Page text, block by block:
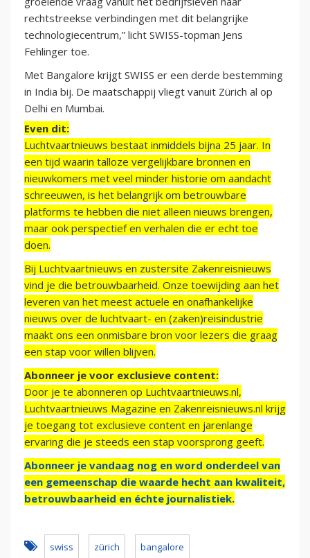
rechtstreekse verbindingen met dit belangrijke
technologiecentrum,” licht SWISS-topman Jens
Fehlinger toe.
Met Bangalore krijgt SWISS er een derde bestemming
in India bij. De maatschappij vliegt vanuit Zürich al op
Delhi en Mumbai.
Even dit:
Luchtvaartnieuws bestaat inmiddels bijna 25 jaar. In
een tijd waarin talloze vergelijkbare bronnen en
nieuwkomers met veel minder historie om aandacht
schreeuwen, is het belangrijk om betrouwbare
platforms te hebben die niet alleen nieuws brengen,
maar ook perspectief en verhalen die er echt toe
doen.
Bij Luchtvaartnieuws en zustersite Zakenreisnieuws
vind je die betrouwbaarheid. Onze toewijding aan het
leveren van het meest actuele en onafhankelijke
nieuws over de luchtvaart- en (zaken)reisindustrie
maakt ons een onmisbare bron voor lezers die graag
een stap voor willen blijven.
Abonneer je voor exclusieve content:
Door je te abonneren op Luchtvaartnieuws.nl,
Luchtvaartnieuws Magazine en Zakenreisnieuws.nl krijg
je toegang tot exclusieve content en jarenlange
ervaring die je steeds een stap voorsprong geeft.
Abonneer je vandaag nog en word onderdeel van
een gemeenschap die waarde hecht aan kwaliteit,
betrouwbaarheid en échte journalistiek.
swiss zürich bangalore